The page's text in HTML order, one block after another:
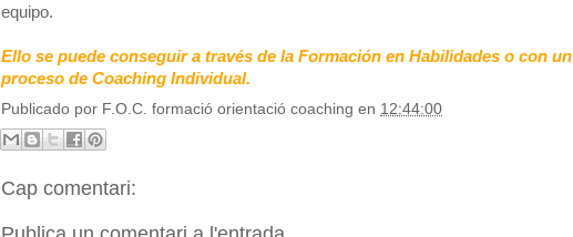
equipo.
Ello se puede conseguir a través de la Formación en Habilidades o con un
proceso de Coaching Individual.
Publicado por F.O.C. formació orientació coaching en 12:44:00
Cap comentari: